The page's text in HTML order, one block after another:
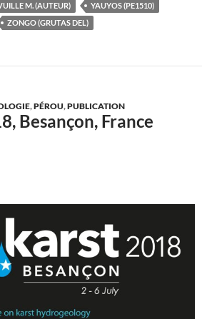
M. (AUTEUR)
YAUYOS (PE1510)
ZONGO (GRUTAS DEL)
,PÉROU,PUBLICATION
Besançon, France